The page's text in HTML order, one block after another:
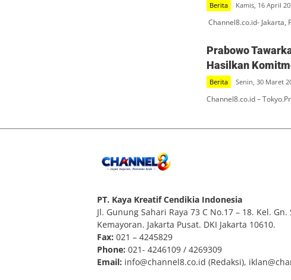
Berita Kamis, 16 April
Channel8.co.id-
Prabowo
Hasilkan
Berita Senin, 30 Maret
Channel8.co.id –
PT. Kaya Kreatif Cendikia Indonesia
Jl. Gunung Sahari Raya 73 C No.17 – 18. Kel.
Kemayoran. Jakarta Pusat. DKI Jakarta 10610.
Fax: 021 – 4245829
Phone: 021- 4246109 / 4269309
Email: info@channel8.co.id (Redaksi),